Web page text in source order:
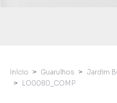
Início Guarulhos Jardim
LO0080_COMP